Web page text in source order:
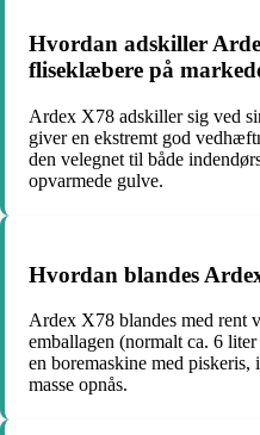
Hvordan adskiller
fliseklæbere på
Ardex X78 adskiller sig ved
giver en ekstremt god
den velegnet til både
opvarmede gulve.
Hvordan blandes
Ardex X78 blandes med rent
emballagen (normalt ca. 6
en boremaskine med
masse opnås.